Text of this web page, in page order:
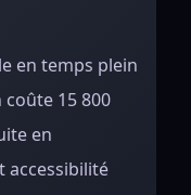
en temps plein
15 800
en
accessibilité